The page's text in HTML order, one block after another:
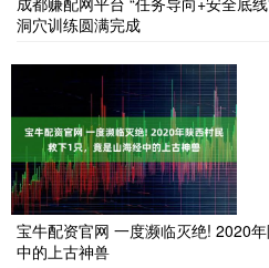
洞穴训练圆满完成
宝牛配资官网 一度濒临灭绝! 2020
中的上古神兽